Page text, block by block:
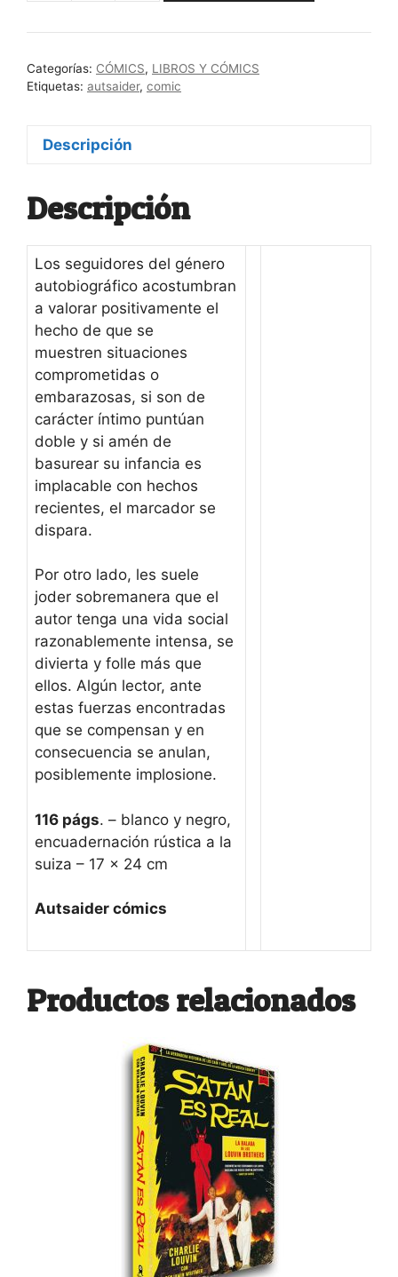
Bago
cantidad
Categorías: CÓMICS, LIBROS Y CÓMICS
Etiquetas: autsaider, comic
Descripción
Descripción
Los seguidores del género
autobiográfico acostumbran
a valorar positivamente el
hecho de que se
muestren situaciones
comprometidas o
embarazosas, si son de
carácter íntimo puntúan
doble y si amén de
basurear su infancia es
implacable con hechos
recientes, el marcador se
dispara.
Por otro lado, les suele
joder sobremanera que el
autor tenga una vida social
razonablemente intensa, se
divierta y folle más que
ellos. Algún lector, ante
estas fuerzas encontradas
que se compensan y en
consecuencia se anulan,
posiblemente implosione.
116 págs. – blanco y negro,
encuadernación rústica a la
suiza – 17 x 24 cm
Autsaider cómics
Productos relacionados